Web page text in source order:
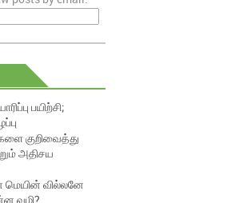
பயிற்சி;
குறிவைத்து
அதிசய
மெயின் வில்லனே
வழி?